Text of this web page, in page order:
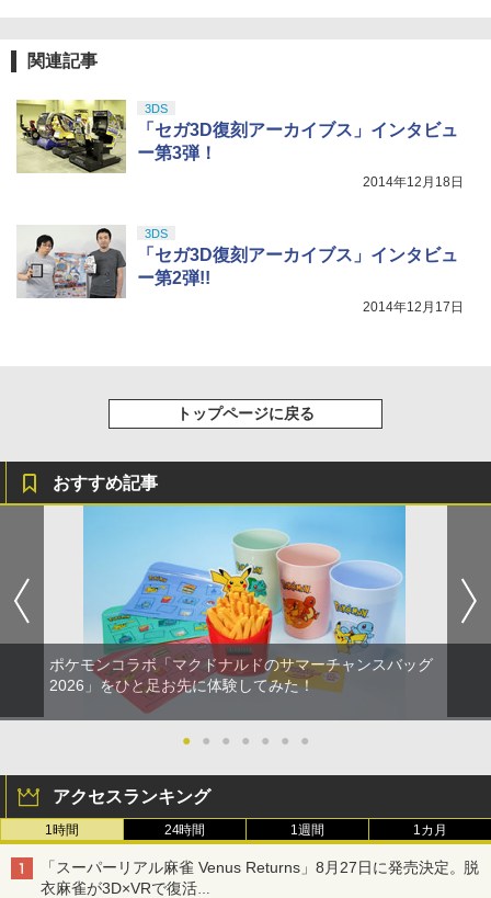
関連記事
3DS
「セガ3D復刻アーカイブス」インタビュ
ー第3弾！
2014年12月18日
3DS
「セガ3D復刻アーカイブス」インタビュ
ー第2弾!!
2014年12月17日
トップページに戻る
おすすめ記事
ポケモンコラボ「マクドナルドのサマーチャンスバッグ
2026」をひと足お先に体験してみた！
● ● ● ● ● ● ●
アクセスランキング
1時間 24時間 1週間 1カ月
「スーパーリアル麻雀 Venus Returns」8月27日に発売決定。脱
衣麻雀が3D×VRで復活